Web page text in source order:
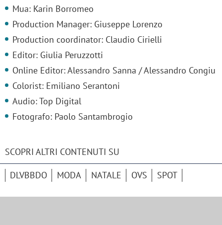
Mua: Karin Borromeo
Production Manager: Giuseppe Lorenzo
Production coordinator: Claudio Cirielli
Editor: Giulia Peruzzotti
Online Editor: Alessandro Sanna / Alessandro Congiu
Colorist: Emiliano Serantoni
Audio: Top Digital
Fotografo: Paolo Santambrogio
SCOPRI ALTRI CONTENUTI SU
DLVBBDO MODA NATALE OVS SPOT